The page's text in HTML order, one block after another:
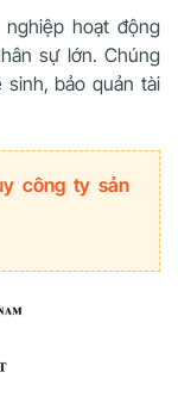
hoạt động
sự lớn. Chúng
bảo quản tài
công ty sản